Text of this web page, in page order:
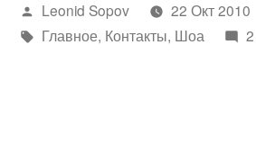
Написано
автором
Leonid Sopov 22 Окт 2010
Метки:
Главное, Контакты, Шоа